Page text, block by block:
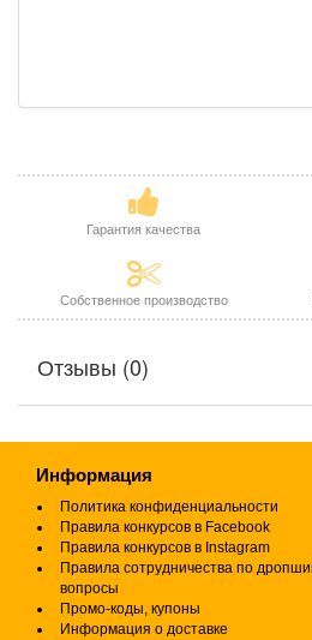
Гарантия качества
Собственное производство
Отзывы (0)
Информация
Политика конфиденциальности
Правила конкурсов в Facebook
Правила конкурсов в Instagram
Правила сотрудничества по
вопросы
Промо-коды, купоны
Информация о доставке